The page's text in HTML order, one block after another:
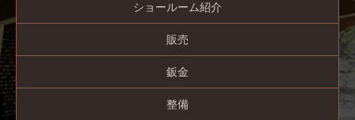
ショールーム紹介
販売
鈑金
整備